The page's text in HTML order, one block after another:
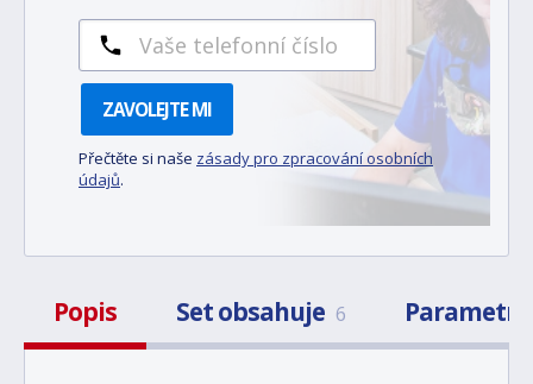
ZAVOLEJTE MI
Přečtěte si naše zásady pro zpracování osobních
údajů.
Popis Set obsahuje 6 Parametry